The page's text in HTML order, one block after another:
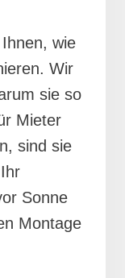
wie
Wir
sie so
Mieter
sind sie
Sonne
Montage